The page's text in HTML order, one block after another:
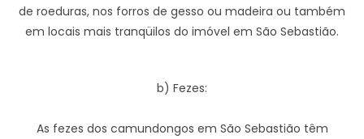
de roeduras, nos forros de gesso ou madeira ou também
em locais mais tranqüilos do imóvel em São Sebastião.
b) Fezes:
As fezes dos camundongos em São Sebastião têm